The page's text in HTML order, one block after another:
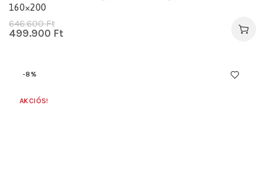
160×200
646.600Ft
499.900 Ft
-8%
AKCIÓS!